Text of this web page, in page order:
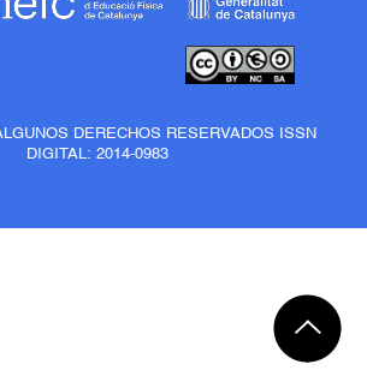
DERECHOS RESERVADOS ISSN
DIGITAL: 2014-0983